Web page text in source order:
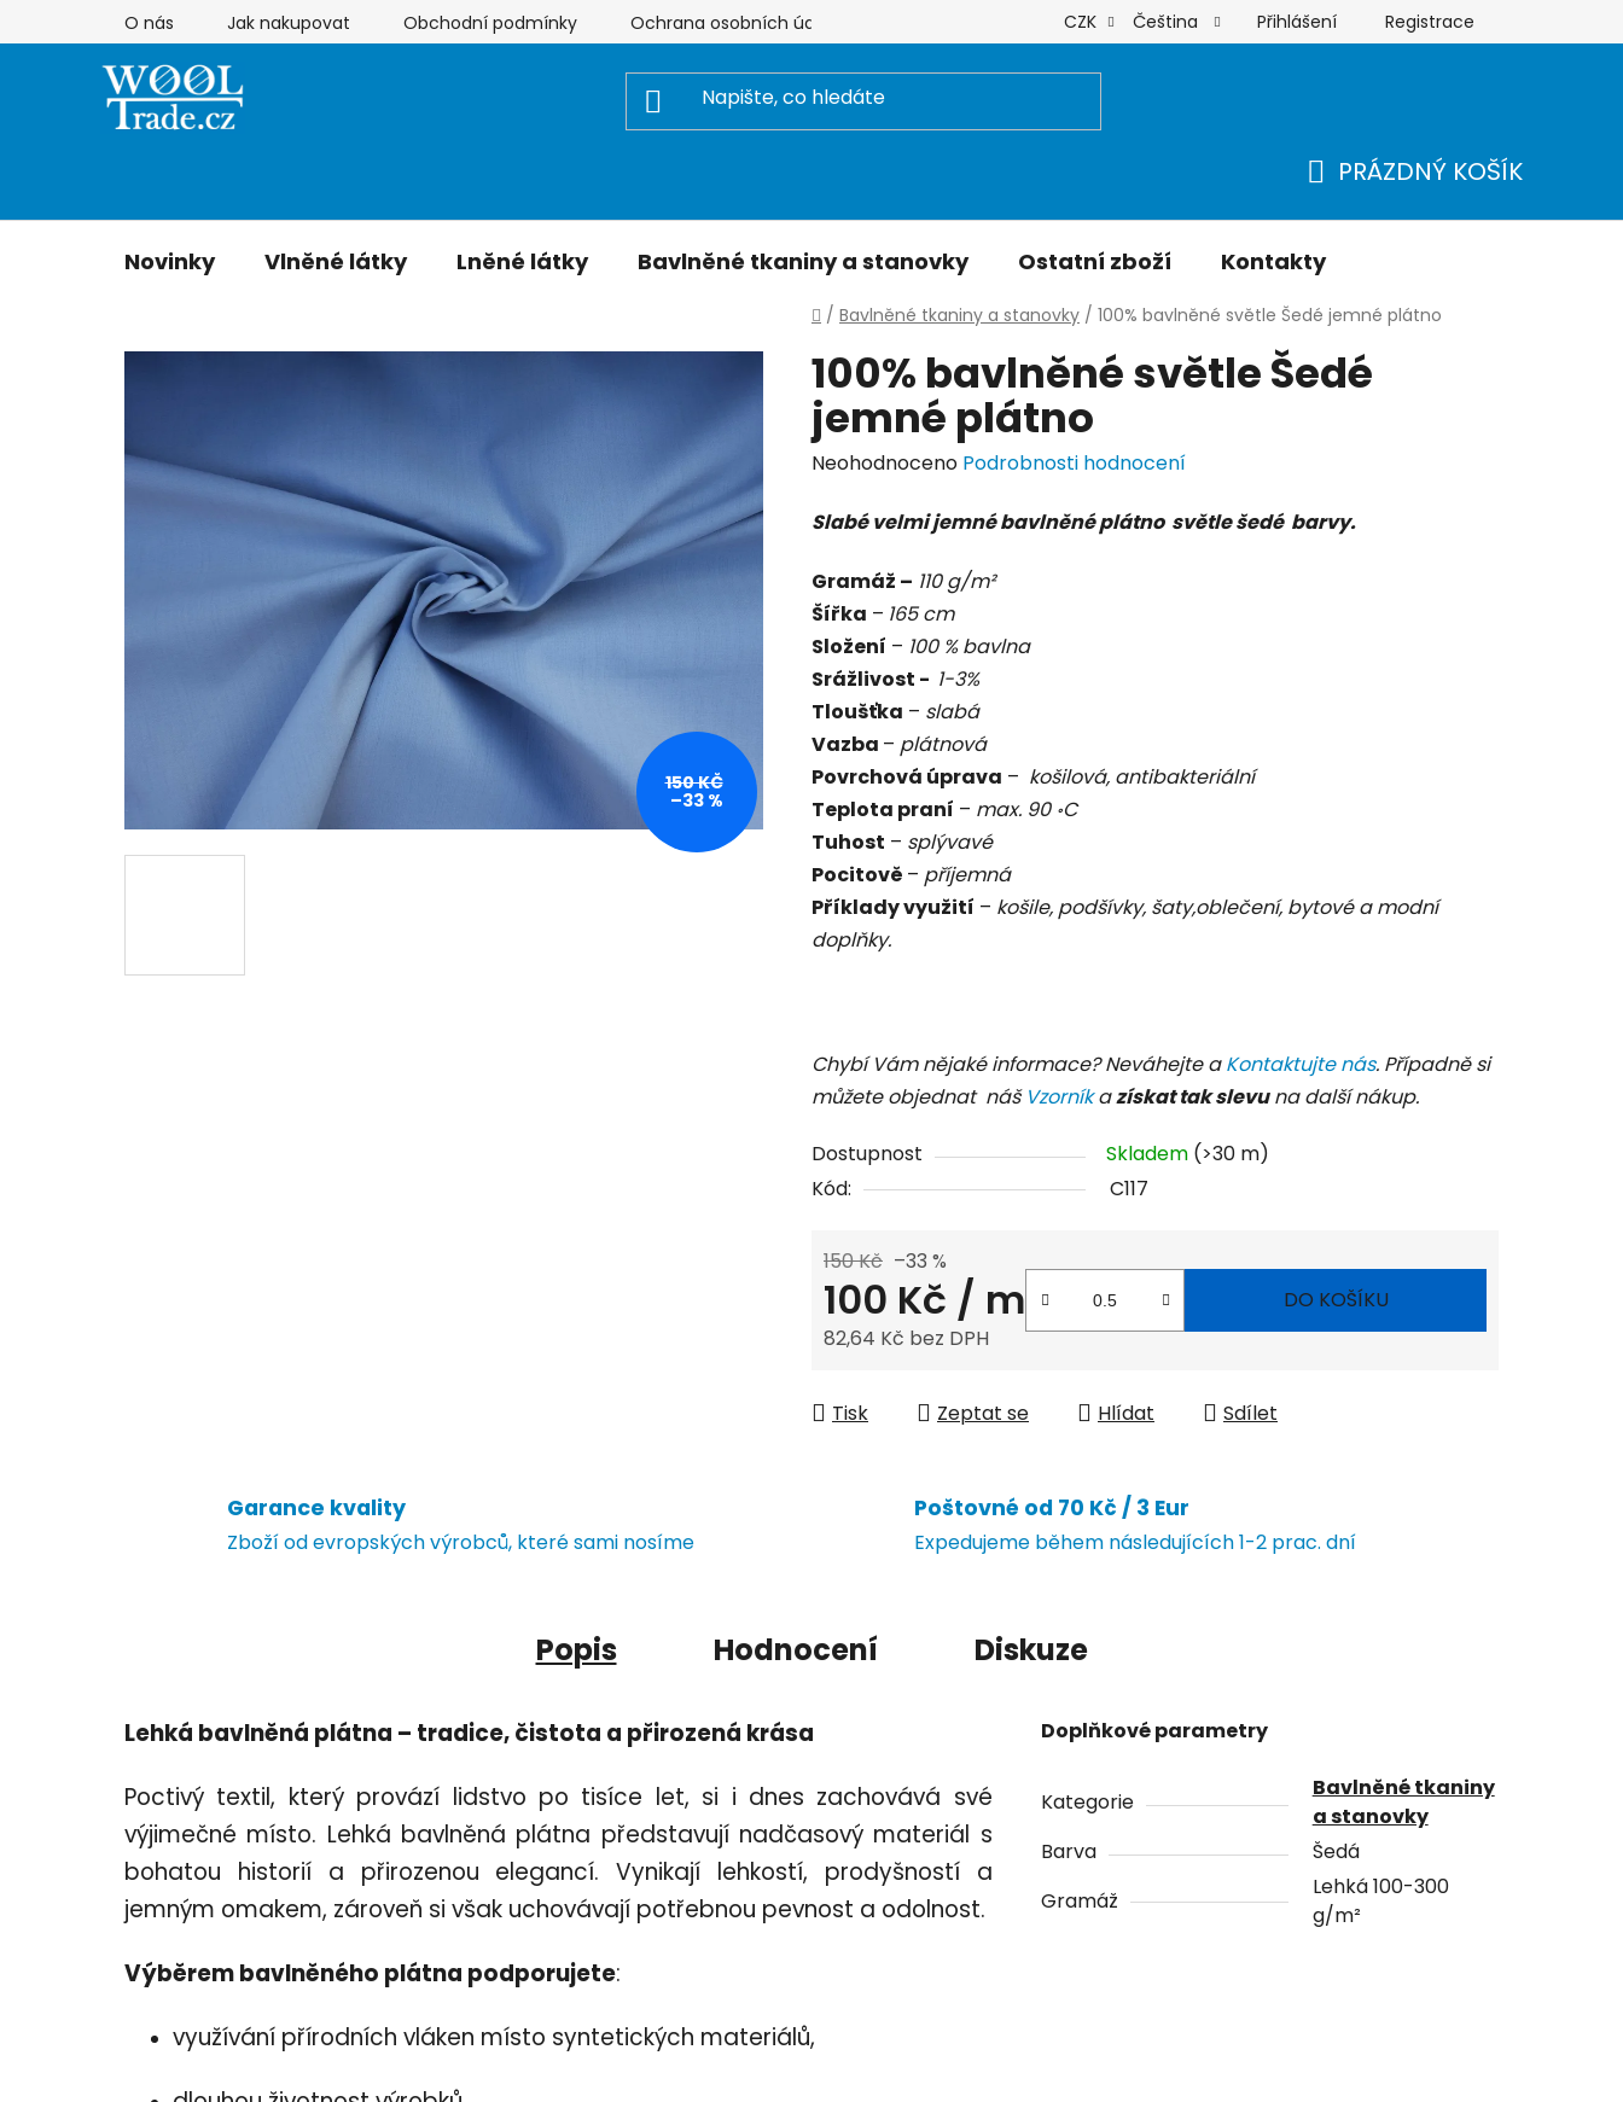
na
O nás Jak nakupovat Obchodní podmínky Ochrana osobních údajů Hodnocení obchodu Moje objednávka
CZK Čeština Přihlášení Registrace
KOŠÍK
PRÁZDNÝ KOŠÍK
Novinky Vlněné látky Lněné látky Bavlněné tkaniny a stanovky Ostatní zboží Kontakty
Domů
/ Bavlněné tkaniny a stanovky / 100% bavlněné světle Šedé jemné plátno
100% bavlněné světle Šedé
jemné plátno
Průměrné
produktu
0,0
z
5
hvězdiček.
Neohodnoceno Podrobnosti hodnocení
Slabé velmi jemné bavlněné plátno světle šedé barvy.
Gramáž – 110 g/m²
Šířka – 165 cm
Složení – 100 % bavlna
Srážlivost - 1-3%
Tloušťka – slabá
Vazba – plátnová
Povrchová úprava – košilová, antibakteriální
Teplota praní – max. 90 ॰C
Tuhost – splývavé
Pocitově – příjemná
Příklady využití – košile, podšívky, šaty,oblečení, bytové a modní
doplňky.
Chybí Vám nějaké informace? Neváhejte aKontaktujte nás. Případně si
můžete objednat náš Vzorníkazískat tak slevuna další nákup.
Dostupnost Skladem (>30 m)
Kód:
C117
150 Kč –33 %
100 Kč / m
82,64 Kč bez DPH
DO KOŠÍKU
Tisk Zeptat se Hlídat Sdílet
150 KČ
–33 %
Garance kvality
Zboží od evropských výrobců, které sami nosíme
Poštovné od 70 Kč / 3 Eur
Expedujeme během následujících 1-2 prac. dní
Popis Hodnocení Diskuze
Lehká bavlněná plátna – tradice, čistota a přirozená krása
Poctivý textil, který provází lidstvo po tisíce let, si i dnes zachovává své
výjimečné místo. Lehká bavlněná plátna představují nadčasový materiál s
bohatou historií a přirozenou elegancí. Vynikají lehkostí, prodyšností a
jemným omakem, zároveň si však uchovávají potřebnou pevnost a odolnost.
Výběrem bavlněného plátna podporujete:
využívání přírodních vláken místo syntetických materiálů,
Doplňkové parametry
Kategorie
Bavlněné tkaniny
a stanovky
Barva
Šedá
Gramáž
Lehká 100-300
g/m²